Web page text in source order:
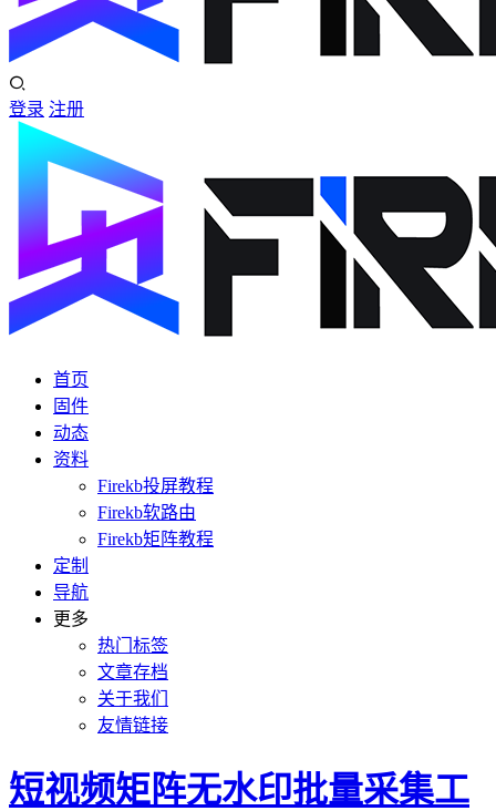
登录 注册
首页
固件
动态
资料
Firekb投屏教程
Firekb软路由
Firekb矩阵教程
定制
导航
更多
热门标签
文章存档
关于我们
友情链接
短视频矩阵无水印批量采集工